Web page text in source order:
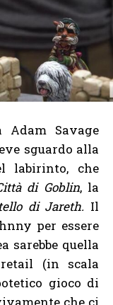
Savage
sguardo alla
labirinto, che
di Goblin, la
di Jareth. Il
per essere
sarebbe quella
(in scala
gioco di